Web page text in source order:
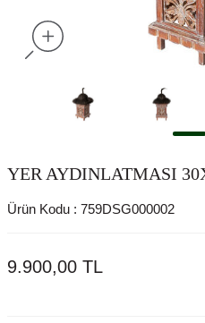
YER AYDINLATMASI
Ürün Kodu : 759DSG000002
9.900,00 TL